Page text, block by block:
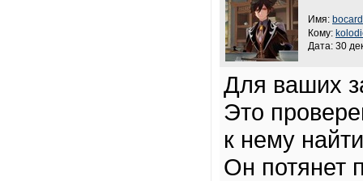
Имя:
Кому:
Дата: 30
Для ваших
Это
к нему
Он потянет